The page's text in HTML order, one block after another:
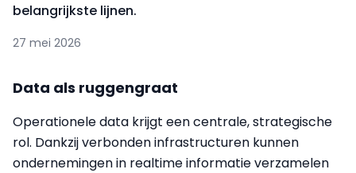
belangrijkste lijnen.
27 mei 2026
Data als ruggengraat
Operationele data krijgt een centrale, strategische
rol. Dankzij verbonden infrastructuren kunnen
ondernemingen in realtime informatie verzamelen